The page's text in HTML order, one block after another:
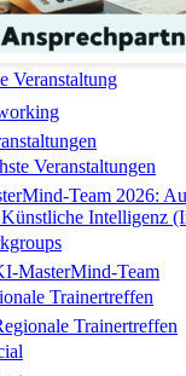
Veranstaltung
Veranstaltungen
Team 2026:
Intelligenz
MasterMind-Team
Trainertreffen
Trainertreffen